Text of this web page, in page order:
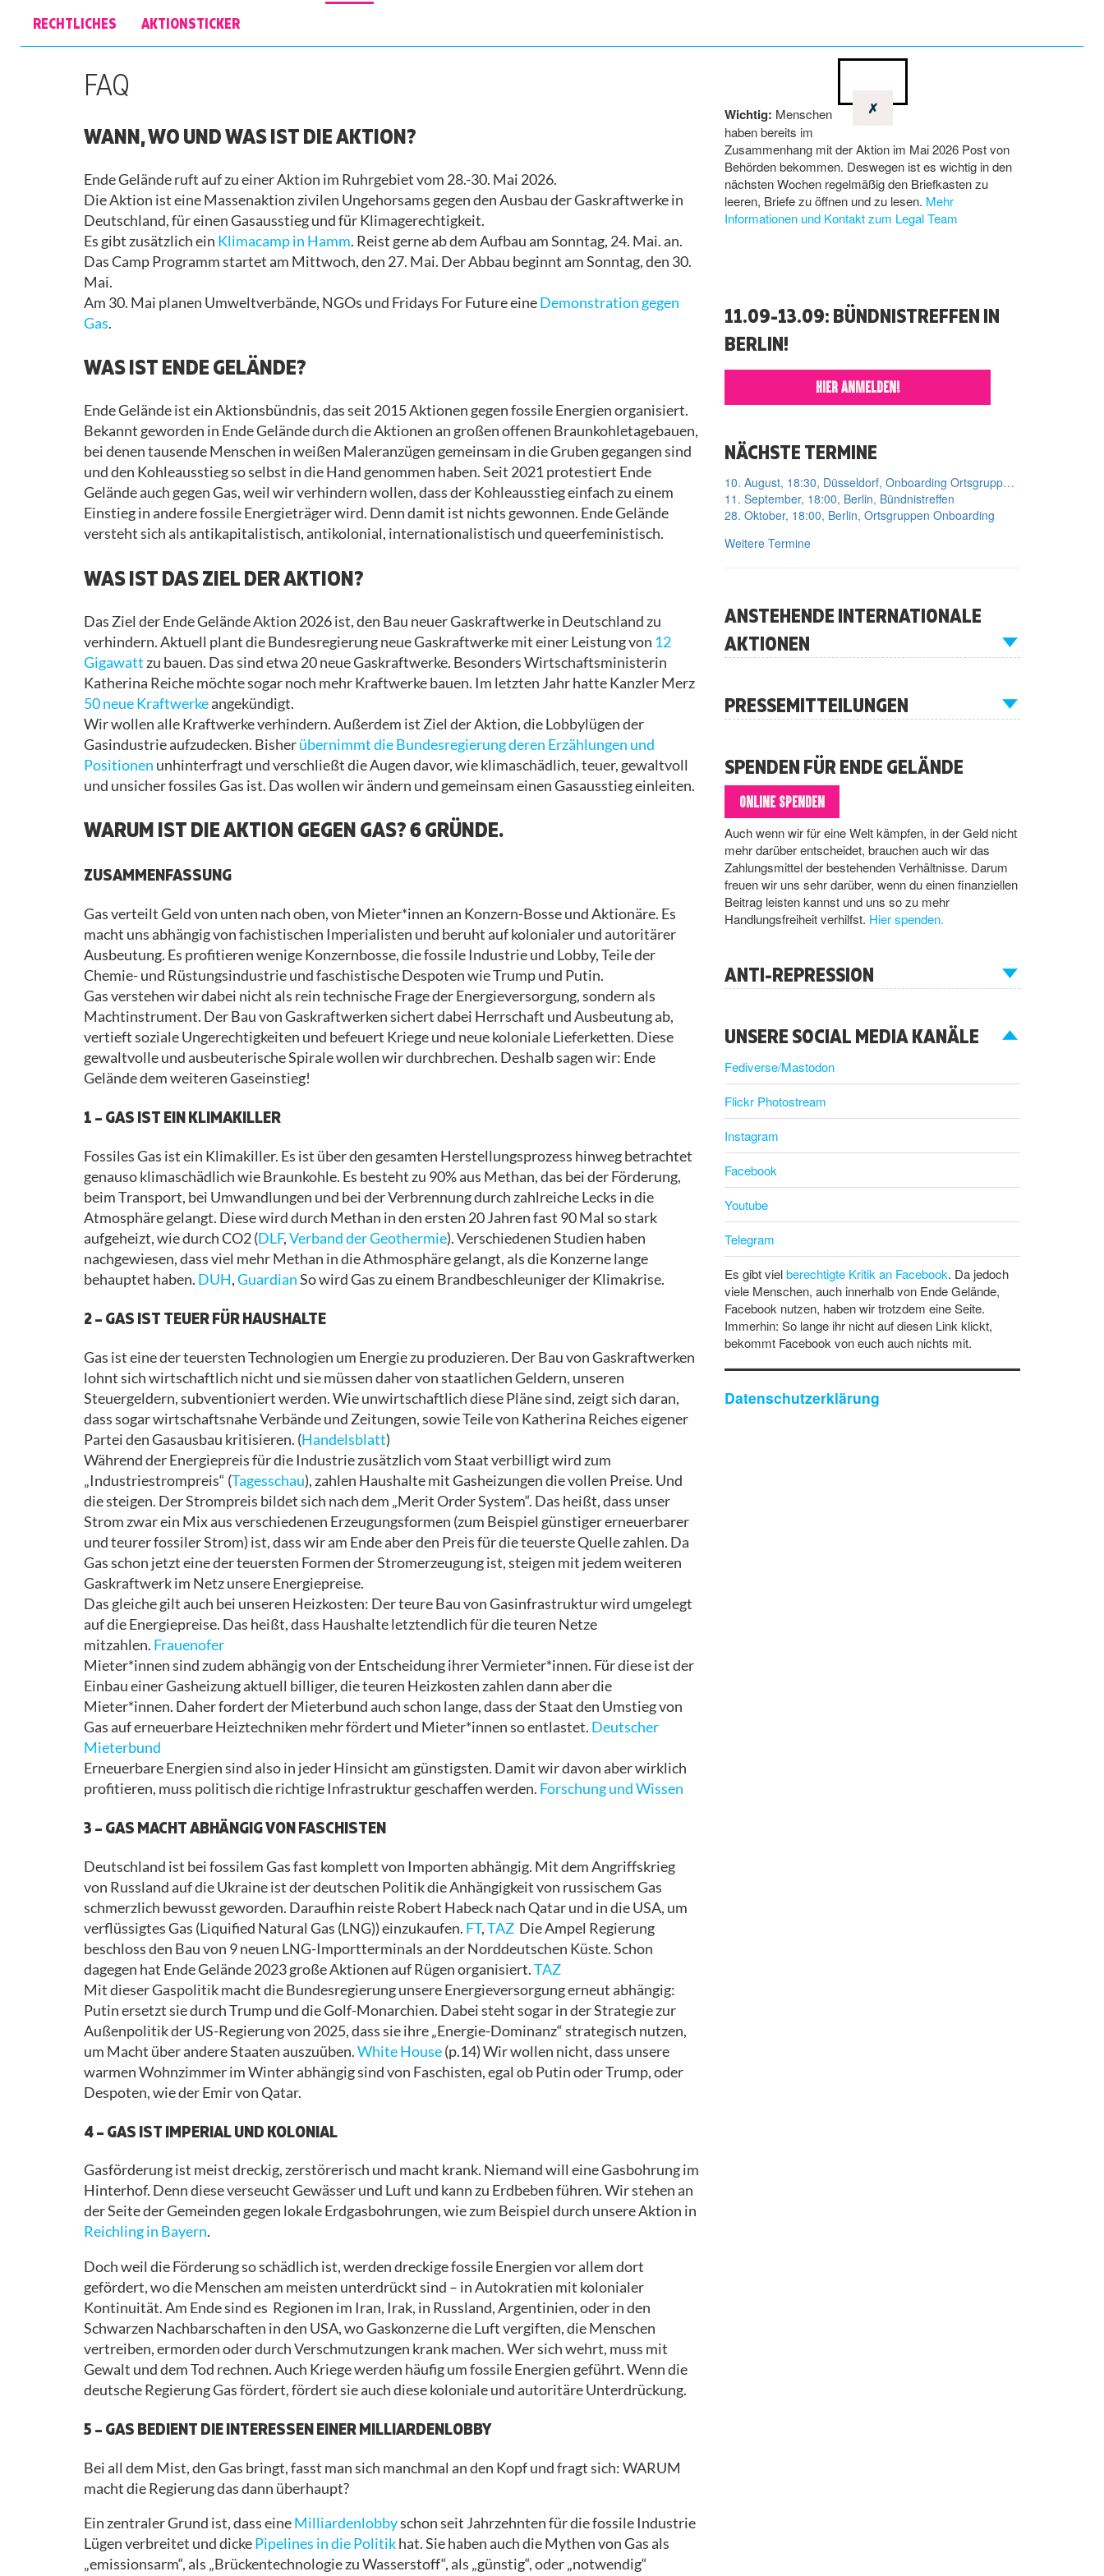
ISRAEL/PALÄSTINA
RECHTLICHES AKTIONSTICKER
PRESSESPIEGEL
SIND
AKTIV
UMGANG MIT
ISRAEL/PALÄSTINA
LEITFADEN
RÜCKSCHAU
ARBEITSGRUPPEN
FAQ
WANN, WO UND WAS IST DIE AKTION?
Ende Gelände ruft auf zu einer Aktion im Ruhrgebiet vom 28.-30. Mai 2026.
Die Aktion ist eine Massenaktion zivilen Ungehorsams gegen den Ausbau der Gaskraftwerke in
Deutschland, für einen Gasausstieg und für Klimagerechtigkeit.
Es gibt zusätzlich ein Klimacampin Hamm. Reist gerne ab dem Aufbau am Sonntag, 24. Mai. an.
Das Camp Programm startet am Mittwoch, den 27. Mai. Der Abbau beginnt am Sonntag, den 30.
Mai.
Am 30. Mai planen Umweltverbände, NGOs und Fridays For Future eineDemonstration gegen
Gas.
WAS IST ENDE GELÄNDE?
Ende Gelände ist ein Aktionsbündnis, das seit 2015 Aktionen gegen fossile Energien organisiert.
Bekannt geworden in Ende Gelände durch die Aktionen an großen offenen Braunkohletagebauen,
bei denen tausende Menschen in weißen Maleranzügen gemeinsam in die Gruben gegangen sind
und den Kohleausstieg so selbst in die Hand genommen haben. Seit 2021 protestiert Ende
Gelände auch gegen Gas, weil wir verhindern wollen, dass der Kohleausstieg einfach zu einem
Einstieg in andere fossile Energieträger wird. Denn damit ist nichts gewonnen. Ende Gelände
versteht sich als antikapitalistisch, antikolonial, internationalistisch und queerfeministisch.
WAS IST DAS ZIEL DER AKTION?
Das Ziel der Ende Gelände Aktion 2026 ist, den Bau neuer Gaskraftwerke in Deutschland zu
verhindern. Aktuell plant die Bundesregierung neue Gaskraftwerke mit einer Leistung von 12
Gigawatt zu bauen. Das sind etwa 20 neue Gaskraftwerke. Besonders Wirtschaftsministerin
Katherina Reiche möchte sogar noch mehr Kraftwerke bauen. Im letzten Jahr hatte Kanzler Merz
50 neue Kraftwerkeangekündigt.
Wir wollen alle Kraftwerke verhindern. Außerdem ist Ziel der Aktion, die Lobbylügen der
Gasindustrie aufzudecken. Bisherübernimmt die Bundesregierung deren Erzählungen und
Positionen unhinterfragt und verschließt die Augen davor, wie klimaschädlich, teuer, gewaltvoll
und unsicher fossiles Gas ist. Das wollen wir ändern und gemeinsam einen Gasausstieg einleiten.
WARUM IST DIE AKTION GEGEN GAS? 6 GRÜNDE.
ZUSAMMENFASSUNG
Gas verteilt Geld von unten nach oben, von Mieter*innen an Konzern-Bosse und Aktionäre. Es
macht uns abhängig von fachistischen Imperialisten und beruht auf kolonialer und autoritärer
Ausbeutung. Es profitieren wenige Konzernbosse, die fossile Industrie und Lobby, Teile der
Chemie- und Rüstungsindustrie und faschistische Despoten wie Trump und Putin.
Gas verstehen wir dabei nicht als rein technische Frage der Energieversorgung, sondern als
Machtinstrument. Der Bau von Gaskraftwerken sichert dabei Herrschaft und Ausbeutung ab,
vertieft soziale Ungerechtigkeiten und befeuert Kriege und neue koloniale Lieferketten. Diese
gewaltvolle und ausbeuterische Spirale wollen wir durchbrechen. Deshalb sagen wir: Ende
Gelände dem weiteren Gaseinstieg!
1 – GAS IST EIN KLIMAKILLER
Fossiles Gas ist ein Klimakiller. Es ist über den gesamten Herstellungsprozess hinweg betrachtet
genauso klimaschädlich wie Braunkohle. Es besteht zu 90% aus Methan, das bei der Förderung,
beim Transport, bei Umwandlungen und bei der Verbrennung durch zahlreiche Lecks in die
Atmosphäre gelangt. Diese wird durch Methan in den ersten 20 Jahren fast 90 Mal so stark
aufgeheizt, wie durch CO2 (DLF,Verband der Geothermie). Verschiedenen Studien haben
nachgewiesen, dass viel mehr Methan in die Athmosphäre gelangt, als die Konzerne lange
behauptet haben. DUH,GuardianSo wird Gas zu einem Brandbeschleuniger der Klimakrise.
2 – GAS IST TEUER FÜR HAUSHALTE
Gas ist eine der teuersten Technologien um Energie zu produzieren. Der Bau von Gaskraftwerken
lohnt sich wirtschaftlich nicht und sie müssen daher von staatlichen Geldern, unseren
Steuergeldern, subventioniert werden. Wie unwirtschaftlich diese Pläne sind, zeigt sich daran,
dass sogar wirtschaftsnahe Verbände und Zeitungen, sowie Teile von Katherina Reiches eigener
Partei den Gasausbau kritisieren. (Handelsblatt)
Während der Energiepreis für die Industrie zusätzlich vom Staat verbilligt wird zum
„Industriestrompreis“ (Tagesschau), zahlen Haushalte mit Gasheizungen die vollen Preise. Und
die steigen. Der Strompreis bildet sich nach dem „Merit Order System“. Das heißt, dass unser
Strom zwar ein Mix aus verschiedenen Erzeugungsformen (zum Beispiel günstiger erneuerbarer
und teurer fossiler Strom) ist, dass wir am Ende aber den Preis für die teuerste Quelle zahlen. Da
Gas schon jetzt eine der teuersten Formen der Stromerzeugung ist, steigen mit jedem weiteren
Gaskraftwerk im Netz unsere Energiepreise.
Das gleiche gilt auch bei unseren Heizkosten: Der teure Bau von Gasinfrastruktur wird umgelegt
auf die Energiepreise. Das heißt, dass Haushalte letztendlich für die teuren Netze
mitzahlen. Frauenofer
Mieter*innen sind zudem abhängig von der Entscheidung ihrer Vermieter*innen. Für diese ist der
Einbau einer Gasheizung aktuell billiger, die teuren Heizkosten zahlen dann aber die
Mieter*innen. Daher fordert der Mieterbund auch schon lange, dass der Staat den Umstieg von
Gas auf erneuerbare Heiztechniken mehr fördert und Mieter*innen so entlastet. Deutscher
Mieterbund
Erneuerbare Energien sind also in jeder Hinsicht am günstigsten. Damit wir davon aber wirklich
profitieren, muss politisch die richtige Infrastruktur geschaffen werden. Forschung und Wissen
3 – GAS MACHT ABHÄNGIG VON FASCHISTEN
Deutschland ist bei fossilem Gas fast komplett von Importen abhängig. Mit dem Angriffskrieg
von Russland auf die Ukraine ist der deutschen Politik die Anhängigkeit von russischem Gas
schmerzlich bewusst geworden. Daraufhin reiste Robert Habeck nach Qatar und in die USA, um
verflüssigtes Gas (Liquified Natural Gas (LNG)) einzukaufen. FT,TAZ Die Ampel Regierung
beschloss den Bau von 9 neuen LNG-Importterminals an der Norddeutschen Küste. Schon
dagegen hat Ende Gelände 2023 große Aktionen auf Rügen organisiert.TAZ
Mit dieser Gaspolitik macht die Bundesregierung unsere Energieversorgung erneut abhängig:
Putin ersetzt sie durch Trump und die Golf-Monarchien. Dabei steht sogar in der Strategie zur
Außenpolitik der US-Regierung von 2025, dass sie ihre „Energie-Dominanz“ strategisch nutzen,
um Macht über andere Staaten auszuüben.White House(p.14) Wir wollen nicht, dass unsere
warmen Wohnzimmer im Winter abhängig sind von Faschisten, egal ob Putin oder Trump, oder
Despoten, wie der Emir von Qatar.
4 – GAS IST IMPERIAL UND KOLONIAL
Gasförderung ist meist dreckig, zerstörerisch und macht krank. Niemand will eine Gasbohrung im
Hinterhof. Denn diese verseucht Gewässer und Luft und kann zu Erdbeben führen. Wir stehen an
der Seite der Gemeinden gegen lokale Erdgasbohrungen, wie zum Beispiel durch unsere Aktion in
Reichling in Bayern.
Doch weil die Förderung so schädlich ist, werden dreckige fossile Energien vor allem dort
gefördert, wo die Menschen am meisten unterdrückt sind – in Autokratien mit kolonialer
Kontinuität. Am Ende sind es Regionen im Iran, Irak, in Russland, Argentinien, oder in den
Schwarzen Nachbarschaften in den USA, wo Gaskonzerne die Luft vergiften, die Menschen
vertreiben, ermorden oder durch Verschmutzungen krank machen. Wer sich wehrt, muss mit
Gewalt und dem Tod rechnen. Auch Kriege werden häufig um fossile Energien geführt. Wenn die
deutsche Regierung Gas fördert, fördert sie auch diese koloniale und autoritäre Unterdrückung.
5 – GAS BEDIENT DIE INTERESSEN EINER MILLIARDENLOBBY
Bei all dem Mist, den Gas bringt, fasst man sich manchmal an den Kopf und fragt sich: WARUM
macht die Regierung das dann überhaupt?
Ein zentraler Grund ist, dass eineMilliardenlobbyschon seit Jahrzehnten für die fossile Industrie
Lügen verbreitet und dickePipelines in die Politikhat. Sie haben auch die Mythen von Gas als
„emissionsarm“, als „Brückentechnologie zu Wasserstoff“, als „günstig“, oder „notwendig“
✗
Wichtig: Menschen
haben bereits im
Zusammenhang mit der Aktion im Mai 2026 Post von
Behörden bekommen. Deswegen ist es wichtig in den
nächsten Wochen regelmäßig den Briefkasten zu
leeren, Briefe zu öffnen und zu lesen. Mehr
Informationen und Kontakt zum Legal Team
11.09-13.09: BÜNDNISTREFFEN IN
BERLIN!
HIER ANMELDEN!
NÄCHSTE TERMINE
10. August, 18:30, Düsseldorf, Onboarding Ortsgruppe Düsseldorf
11. September, 18:00, Berlin, Bündnistreffen
28. Oktober, 18:00, Berlin, Ortsgruppen Onboarding
Weitere Termine
ANSTEHENDE INTERNATIONALE
AKTIONEN
PRESSEMITTEILUNGEN
SPENDEN FÜR ENDE GELÄNDE
ONLINE SPENDEN
Auch wenn wir für eine Welt kämpfen, in der Geld nicht
mehr darüber entscheidet, brauchen auch wir das
Zahlungsmittel der bestehenden Verhältnisse. Darum
freuen wir uns sehr darüber, wenn du einen finanziellen
Beitrag leisten kannst und uns so zu mehr
Handlungsfreiheit verhilfst. Hier spenden.
ANTI-REPRESSION
UNSERE SOCIAL MEDIA KANÄLE
Fediverse/Mastodon
Flickr Photostream
Instagram
Facebook
Youtube
Telegram
Es gibt vielberechtigte Kritik an Facebook. Da jedoch
viele Menschen, auch innerhalb von Ende Gelände,
Facebook nutzen, haben wir trotzdem eine Seite.
Immerhin: So lange ihr nicht auf diesen Link klickt,
bekommt Facebook von euch auch nichts mit.
Datenschutzerklärung